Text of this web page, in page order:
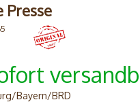
Presse
Bayern/BRD